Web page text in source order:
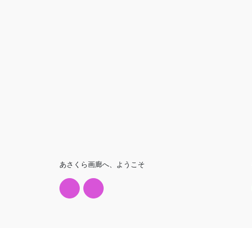
あさくら画廊へ、ようこそ